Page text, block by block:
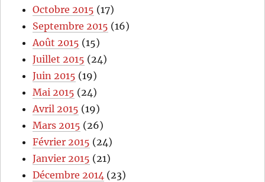
Octobre 2015 (17)
Septembre 2015 (16)
Août 2015 (15)
Juillet 2015 (24)
Juin 2015 (19)
Mai 2015 (24)
Avril 2015 (19)
Mars 2015 (26)
Février 2015 (24)
Janvier 2015 (21)
Décembre 2014 (23)